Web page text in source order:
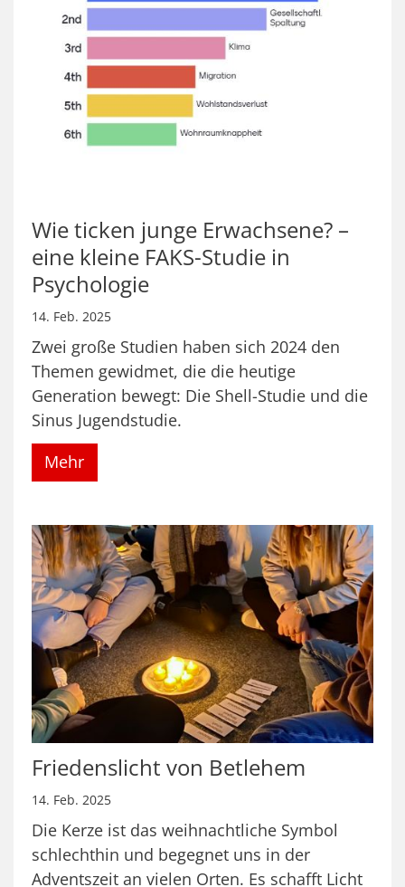
Wie ticken junge Erwachsene? –
eine kleine FAKS-Studie in
Psychologie
14. Feb. 2025
Zwei große Studien haben sich 2024 den
Themen gewidmet, die die heutige
Generation bewegt: Die Shell-Studie und die
Sinus Jugendstudie.
Mehr
Friedenslicht von Betlehem
14. Feb. 2025
Die Kerze ist das weihnachtliche Symbol
schlechthin und begegnet uns in der
Adventszeit an vielen Orten. Es schafft Licht